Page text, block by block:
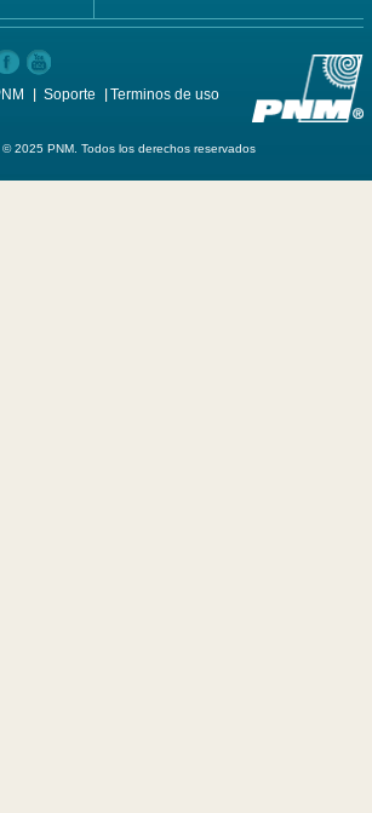
Soporte Terminos de uso
2025 PNM. Todos los derechos reservados